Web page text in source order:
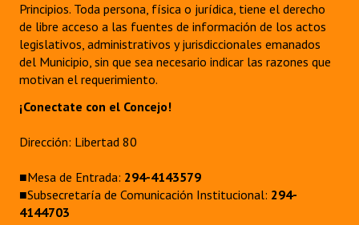
Principios. Toda persona, física o jurídica, tiene el derecho
de libre acceso a las fuentes de información de los actos
legislativos, administrativos y jurisdiccionales emanados
del Municipio, sin que sea necesario indicar las razones que
motivan el requerimiento.
¡Conectate con el Concejo!
Dirección: Libertad 80
■Mesa de Entrada: 294-4143579
■Subsecretaría de Comunicación Institucional: 294-
4144703